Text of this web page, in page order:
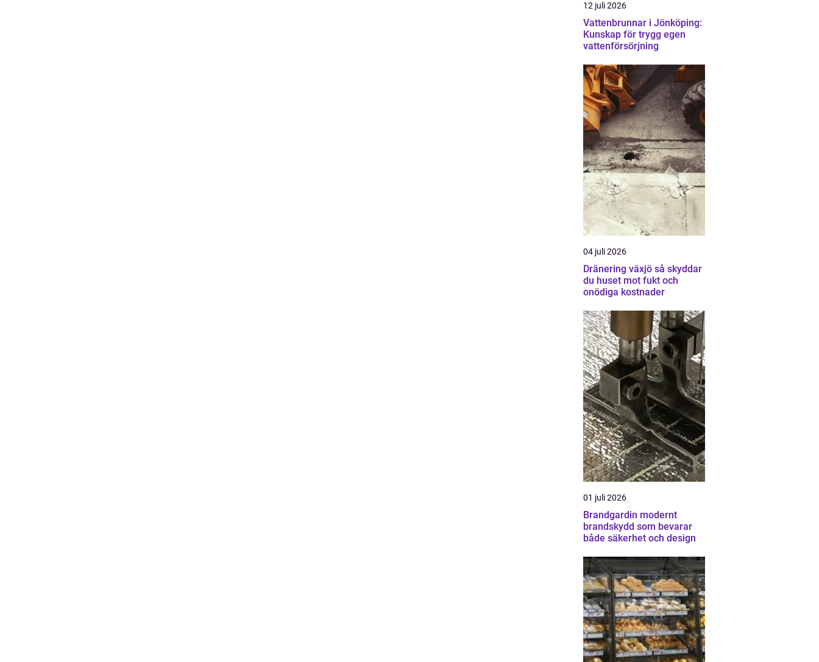
12 juli 2026
Vattenbrunnar i Jönköping:
Kunskap för trygg egen
vattenförsörjning
04 juli 2026
Dränering växjö så skyddar
du huset mot fukt och
onödiga kostnader
01 juli 2026
Brandgardin modernt
brandskydd som bevarar
både säkerhet och design